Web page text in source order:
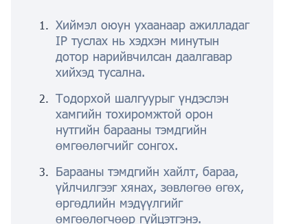
Хиймэл оюун ухаанаар ажилладаг
IP туслах нь хэдхэн минутын
дотор нарийвчилсан даалгавар
хийхэд тусална.
Тодорхой шалгуурыг үндэслэн
хамгийн тохиромжтой орон
нутгийн барааны тэмдгийн
өмгөөлөгчийг сонгох.
Барааны тэмдгийн хайлт, бараа,
үйлчилгээг хянах, зөвлөгөө өгөх,
өргөдлийн мэдүүлгийг
өмгөөлөгчөөр гүйцэтгэнэ.